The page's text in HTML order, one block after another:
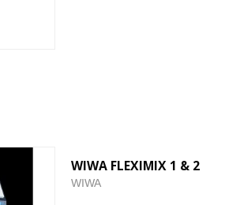
WIWA FLEXIMIX 1 & 2
WIWA